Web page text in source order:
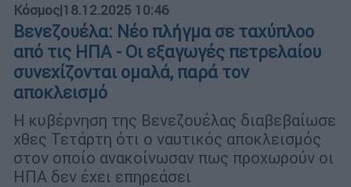
Κόσμος|18.12.2025 10:46
Βενεζουέλα: Νέο πλήγμα σε ταχύπλοο
από τις ΗΠΑ - Οι εξαγωγές πετρελαίου
συνεχίζονται ομαλά, παρά τον
αποκλεισμό
Η κυβέρνηση της Βενεζουέλας διαβεβαίωσε
χθες Τετάρτη ότι ο ναυτικός αποκλεισμός
στον οποίο ανακοίνωσαν πως προχωρούν οι
ΗΠΑ δεν έχει επηρεάσει